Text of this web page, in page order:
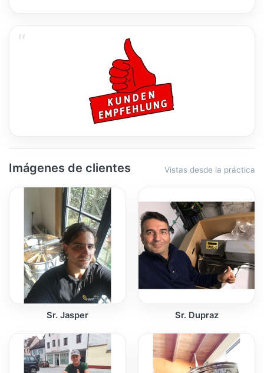
Imágenes de clientes Vistas desde la práctica
Sr. Jasper Sr. Dupraz